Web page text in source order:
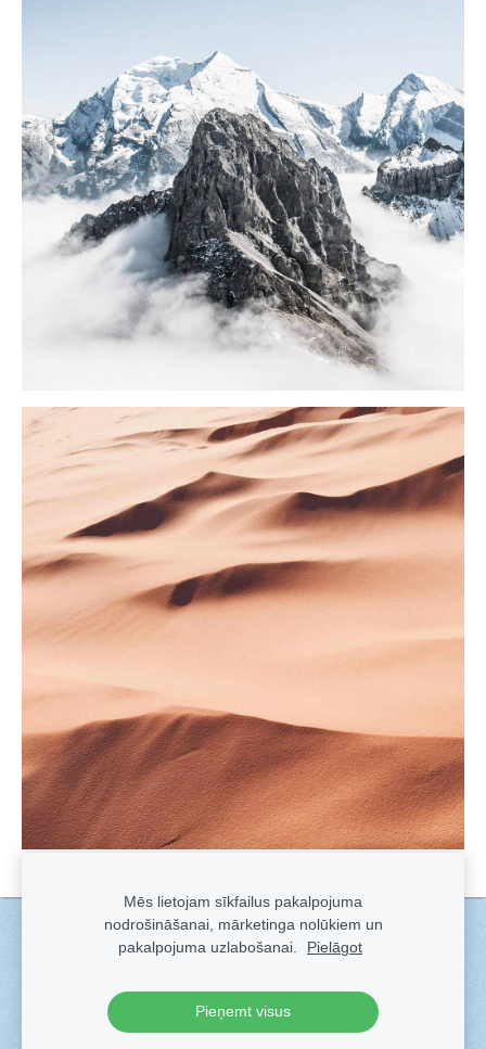
Sīkdatnes
Veidots arSadarbe- labo mājas lapu ģeneratoru.
Mēs lietojam sīkfailus pakalpojuma
nodrošināšanai, mārketinga nolūkiem un
pakalpojuma uzlabošanai.
Pielāgot
Pieņemt visus